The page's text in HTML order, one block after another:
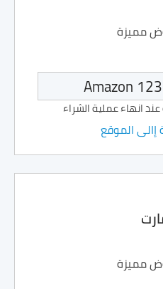
مميزة
انهاء عملية الشراء
إالى الموقع
مميزة